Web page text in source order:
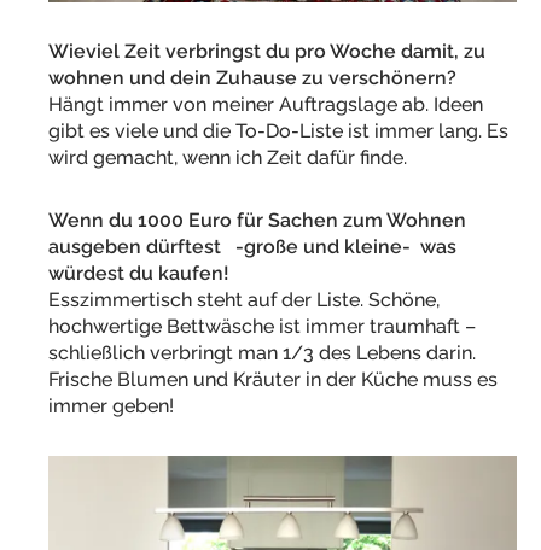
Wieviel Zeit verbringst du pro Woche damit, zu
wohnen und dein Zuhause zu verschönern?
Hängt immer von meiner Auftragslage ab. Ideen
gibt es viele und die To-Do-Liste ist immer lang. Es
wird gemacht, wenn ich Zeit dafür finde.
Wenn du 1000 Euro für Sachen zum Wohnen
ausgeben dürftest -große und kleine- was
würdest du kaufen!
Esszimmertisch steht auf der Liste. Schöne,
hochwertige Bettwäsche ist immer traumhaft –
schließlich verbringt man 1/3 des Lebens darin.
Frische Blumen und Kräuter in der Küche muss es
immer geben!